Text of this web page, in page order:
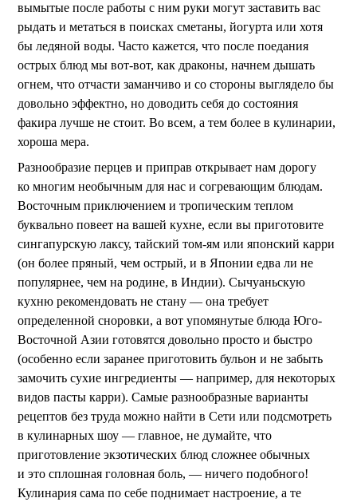
вымытые после работы с ним руки могут заставить вас
рыдать и метаться в поисках сметаны, йогурта или хотя
бы ледяной воды. Часто кажется, что после поедания
острых блюд мы вот-вот, как драконы, начнем дышать
огнем, что отчасти заманчиво и со стороны выглядело бы
довольно эффектно, но доводить себя до состояния
факира лучше не стоит. Во всем, а тем более в кулинарии,
хороша мера.
Разнообразие перцев и приправ открывает нам дорогу
ко многим необычным для нас и согревающим блюдам.
Восточным приключением и тропическим теплом
буквально повеет на вашей кухне, если вы приготовите
сингапурскую лаксу, тайский том-ям или японский карри
(он более пряный, чем острый, и в Японии едва ли не
популярнее, чем на родине, в Индии). Сычуаньскую
кухню рекомендовать не стану — она требует
определенной сноровки, а вот упомянутые блюда Юго-
Восточной Азии готовятся довольно просто и быстро
(особенно если заранее приготовить бульон и не забыть
замочить сухие ингредиенты — например, для некоторых
видов пасты карри). Самые разнообразные варианты
рецептов без труда можно найти в Сети или подсмотреть
в кулинарных шоу — главное, не думайте, что
приготовление экзотических блюд сложнее обычных
и это сплошная головная боль, — ничего подобного!
Кулинария сама по себе поднимает настроение, а те